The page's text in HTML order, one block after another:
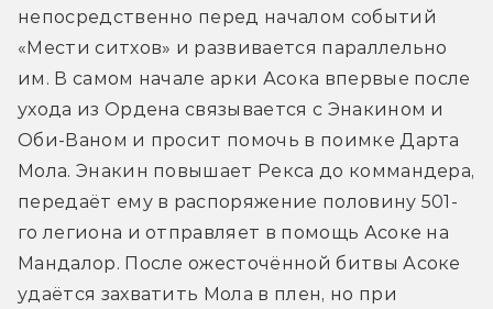
непосредственно перед началом событий
«Мести ситхов» и развивается параллельно
им. В самом начале арки Асока впервые после
ухода из Ордена связывается с Энакином и
Оби-Ваном и просит помочь в поимке Дарта
Мола. Энакин повышает Рекса до коммандера,
передаёт ему в распоряжение половину 501-
го легиона и отправляет в помощь Асоке на
Мандалор. После ожесточённой битвы Асоке
удаётся захватить Мола в плен, но при